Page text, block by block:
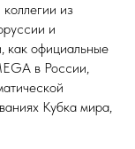
из
и
как официальные
в России,
Кубка мира,